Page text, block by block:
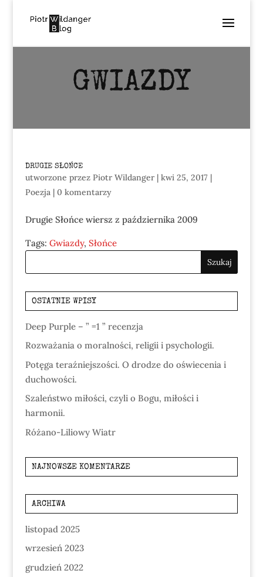
GWIAZDY
DRUGIE SŁOŃCE
utworzone przez Piotr Wildanger| kwi 25, 2017|
Poezja| 0 komentarzy
Drugie Słońce wiersz z października 2009
Tags: Gwiazdy, Słońce
OSTATNIE WPISY
Deep Purple – ” =1 ” recenzja
Rozważania o moralności, religii i psychologii.
Potęga teraźniejszości. O drodze do oświecenia i
duchowości.
Szaleństwo miłości, czyli o Bogu, miłości i
harmonii.
Różano-Liliowy Wiatr
NAJNOWSZE KOMENTARZE
ARCHIWA
listopad 2025
wrzesień 2023
grudzień 2022